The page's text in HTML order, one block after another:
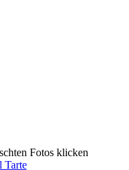
Fotos klicken